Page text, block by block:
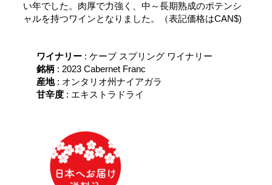
い年でした。肉厚で力強く、中～長期熟成のポテンシ
ャルを持つワインとなりました。（表記価格はCAN$)
ワイナリー : ケーブ スプリング ワイナリー
銘柄 : 2023 Cabernet Franc
産地: オンタリオ州ナイアガラ
甘辛度 : エキストラドライ